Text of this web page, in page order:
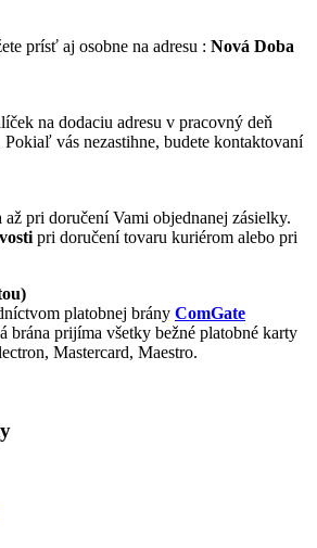
prísť aj osobne na adresu : Nová Doba
na dodaciu adresu v pracovný deň
vás nezastihne, budete kontaktovaní
až pri doručení Vami objednanej zásielky.
pri doručení tovaru kuriérom alebo pri
platobnej brány ComGate
brána prijíma všetky bežné platobné karty
Mastercard, Maestro.